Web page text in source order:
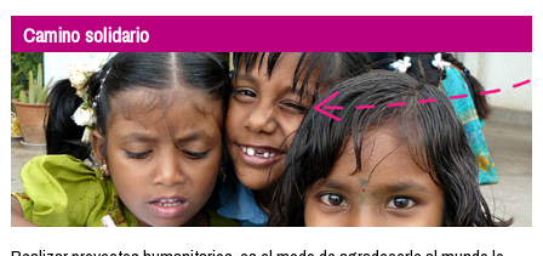
Camino solidario